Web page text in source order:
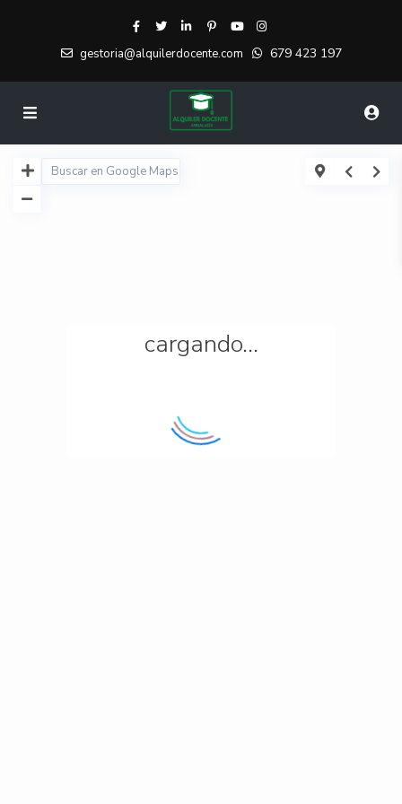
gestoria@alquilerdocente.com 679 423 197
cargando...